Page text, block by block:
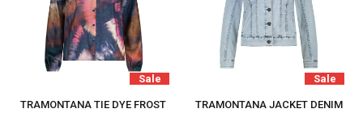
Sale
TRAMONTANA TIE DYE FROST
Sale
TRAMONTANA JACKET DENIM